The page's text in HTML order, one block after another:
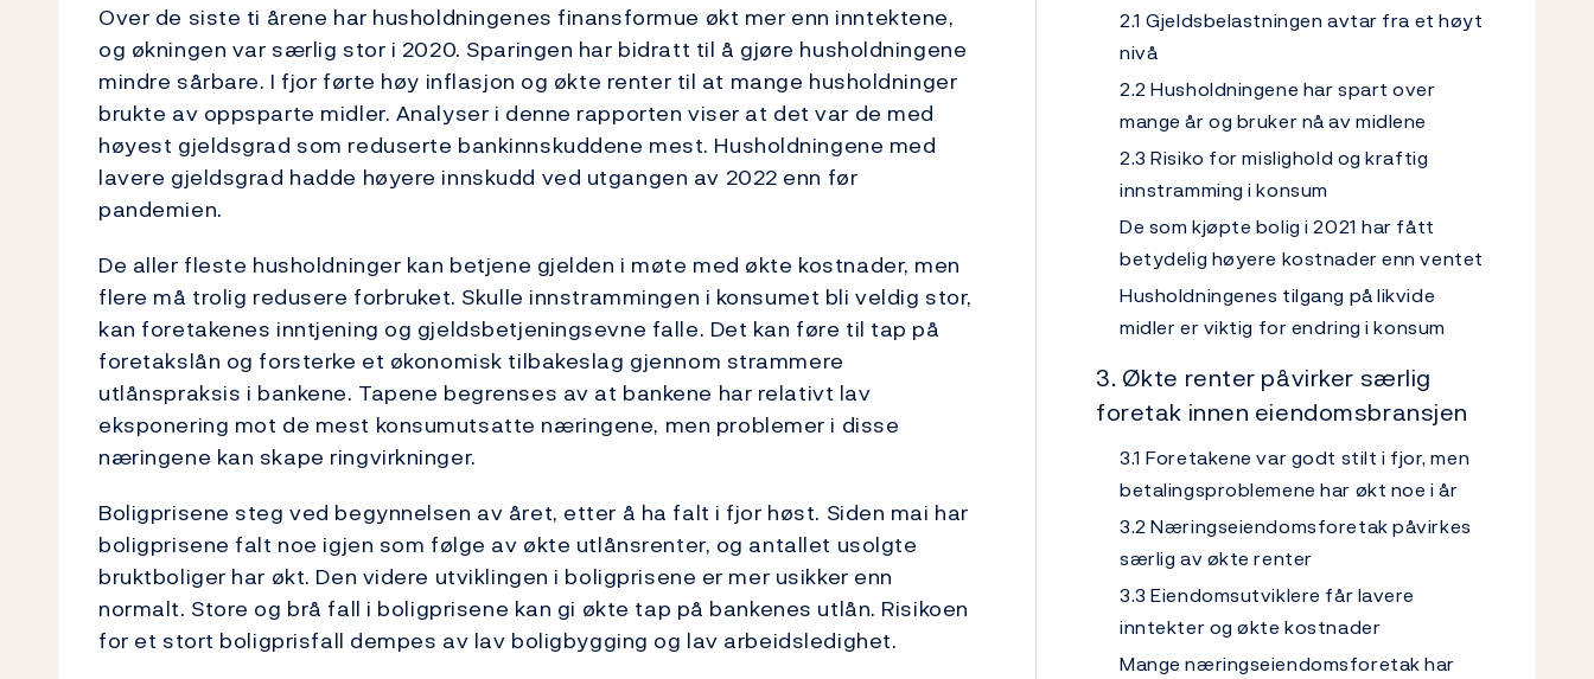
Over de siste ti årene har husholdningenes finansformue økt mer enn inntektene,
og økningen var særlig stor i 2020. Sparingen har bidratt til å gjøre husholdningene
mindre sårbare. I fjor førte høy inflasjon og økte renter til at mange husholdninger
brukte av oppsparte midler. Analyser i denne rapporten viser at det var de med
høyest gjeldsgrad som reduserte bankinnskuddene mest. Husholdningene med
lavere gjeldsgrad hadde høyere innskudd ved utgangen av 2022 enn før
pandemien.
De aller fleste husholdninger kan betjene gjelden i møte med økte kostnader, men
flere må trolig redusere forbruket. Skulle innstrammingen i konsumet bli veldig stor,
kan foretakenes inntjening og gjeldsbetjeningsevne falle. Det kan føre til tap på
foretakslån og forsterke et økonomisk tilbakeslag gjennom strammere
utlånspraksis i bankene. Tapene begrenses av at bankene har relativt lav
eksponering mot de mest konsumutsatte næringene, men problemer i disse
næringene kan skape ringvirkninger.
Boligprisene steg ved begynnelsen av året, etter å ha falt i fjor høst. Siden mai har
boligprisene falt noe igjen som følge av økte utlånsrenter, og antallet usolgte
bruktboliger har økt. Den videre utviklingen i boligprisene er mer usikker enn
normalt. Store og brå fall i boligprisene kan gi økte tap på bankenes utlån. Risikoen
for et stort boligprisfall dempes av lav boligbygging og lav arbeidsledighet.
2.1 Gjeldsbelastningen avtar fra et høyt
nivå
2.2 Husholdningene har spart over
mange år og bruker nå av midlene
2.3 Risiko for mislighold og kraftig
innstramming i konsum
De som kjøpte bolig i 2021 har fått
betydelig høyere kostnader enn ventet
Husholdningenes tilgang på likvide
midler er viktig for endring i konsum
3. Økte renter påvirker særlig
foretak innen eiendomsbransjen
3.1 Foretakene var godt stilt i fjor, men
betalingsproblemene har økt noe i år
3.2 Næringseiendomsforetak påvirkes
særlig av økte renter
3.3 Eiendomsutviklere får lavere
inntekter og økte kostnader
Mange næringseiendomsforetak har